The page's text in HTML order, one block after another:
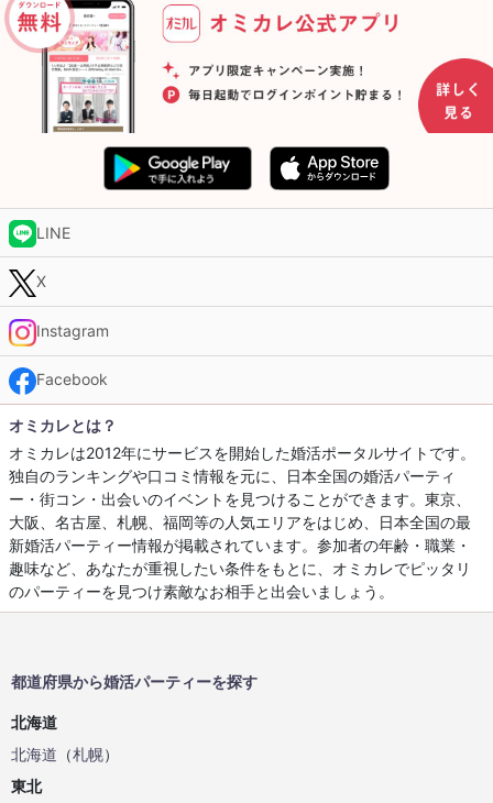
LINE
X
Instagram
Facebook
オミカレとは？
オミカレは2012年にサービスを開始した婚活ポータルサイトです。
独自のランキングや口コミ情報を元に、日本全国の婚活パーティ
ー・街コン・出会いのイベントを見つけることができます。東京、
大阪、名古屋、札幌、福岡等の人気エリアをはじめ、日本全国の最
新婚活パーティー情報が掲載されています。参加者の年齢・職業・
趣味など、あなたが重視したい条件をもとに、オミカレでピッタリ
のパーティーを見つけ素敵なお相手と出会いましょう。
都道府県から婚活パーティーを探す
北海道
北海道 （札幌）
東北